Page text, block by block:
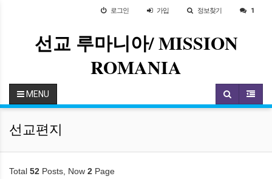
로그인 가입 정보찾기 1
선교 루마니아/ MISSION
ROMANIA
MENU
선교편지
Total 52 Posts, Now 2 Page